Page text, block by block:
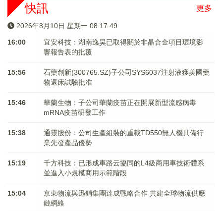
更多
快訊
2026年8月10日 星期一 08:17:49
16:00
宜安科技：湖南逸昊已取得關於非晶合金項目環境影
響報告表的批覆
15:56
石藥創新(300765.SZ)子公司SYS6037注射液獲美國藥
物還床試驗批准
15:46
華蘭生物：子公司華蘭疫苗正在開展新型流感病毒
mRNA疫苗研發工作
15:38
通靈股份：公司生產組裝的重載TD550無人機具備行
業先發產品優勢
15:19
千方科技：已形成車路云協同的L4級商用車技術體系
並進入小規模商用示範階段
15:04
京東物流與迅銷集團達成戰略合作 共建全球物流供應
鏈網絡